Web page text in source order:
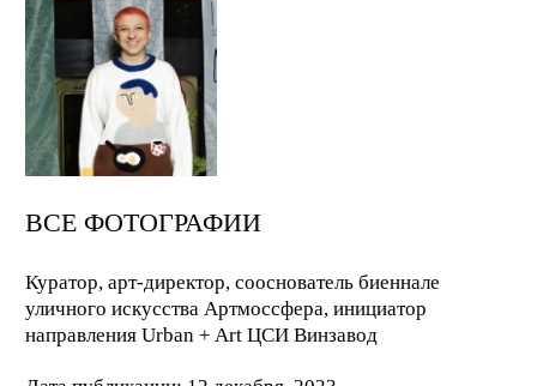
ВСЕ ФОТОГРАФИИ
Куратор, арт-директор, сооснователь биеннале
уличного искусства Артмоссфера, инициатор
направления Urban + Art ЦСИ Винзавод